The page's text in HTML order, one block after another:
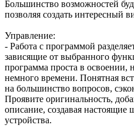
Большинство возможностей
позволяя создать интересный
Управление:
- Работа с программой
зависящие от выбранного
программа проста в освоении,
немного времени. Понятная
на большинство вопросов,
Проявите оригинальность,
описание, создавая
устройства.